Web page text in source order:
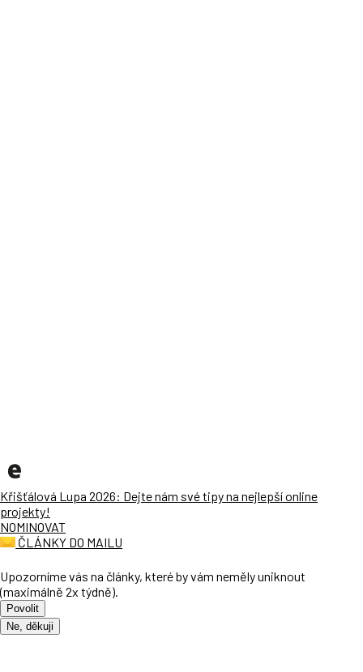
Křišťálová Lupa 2026: Dejte nám své tipy na nejlepší online
projekty!
NOMINOVAT
ČLÁNKY DO MAILU
Upozorníme vás na články, které by vám neměly uniknout
(maximálně 2x týdně).
Povolit
Ne, děkuji